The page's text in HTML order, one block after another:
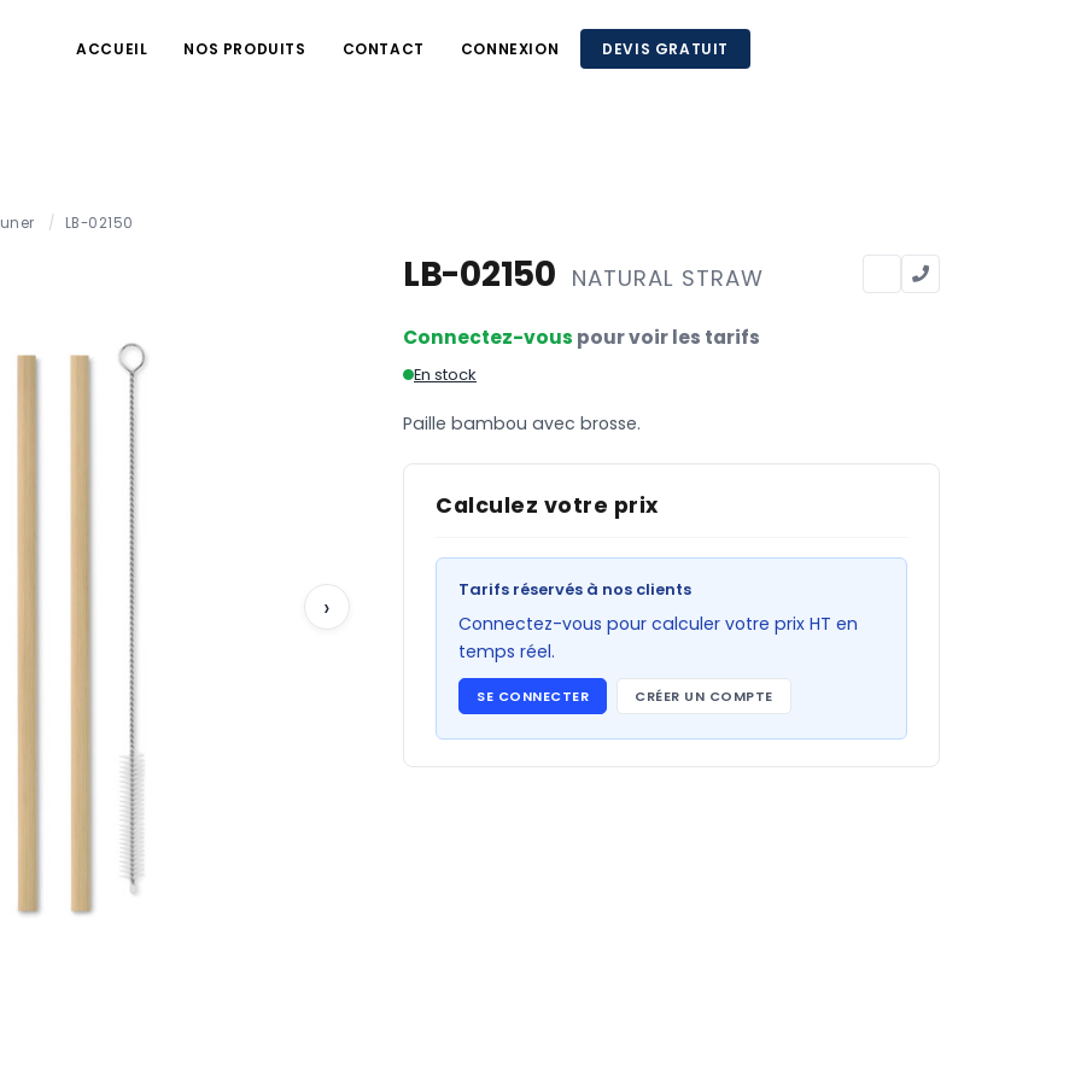
ACCUEIL NOS PRODUITS CONTACT CONNEXION DEVIS GRATUIT
/ LB-02150
›
LB-02150 NATURAL STRAW
Connectez-vous pour voir les tarifs
En stock
Paille bambou avec brosse.
Calculez votre prix
Tarifs réservés à nos clients
Connectez-vous pour calculer votre prix HT en
temps réel.
SE CONNECTER CRÉER UN COMPTE